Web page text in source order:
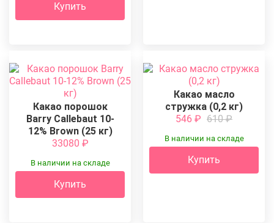
Купить
Какао порошок
Barry Callebaut 10-
12% Brown (25 кг)
33080 ₽
В наличии на складе
Купить
Какао масло
стружка (0,2 кг)
546 ₽ 610₽
В наличии на складе
Купить